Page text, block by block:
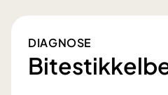
DIAGNOSE